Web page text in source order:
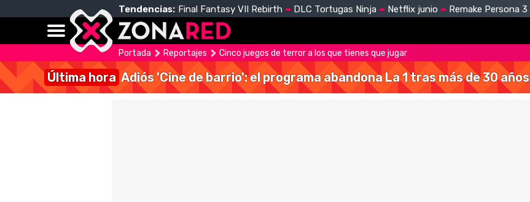
Tendencias: Final Fantasy VII Rebirth DLC Tortugas Ninja Netflix junio Remake Persona 3
Portada Reportajes Cinco juegos de terror a los que tienes que jugar
Última hora Adiós 'Cine de barrio': el programa abandona La 1 tras más de 30 años